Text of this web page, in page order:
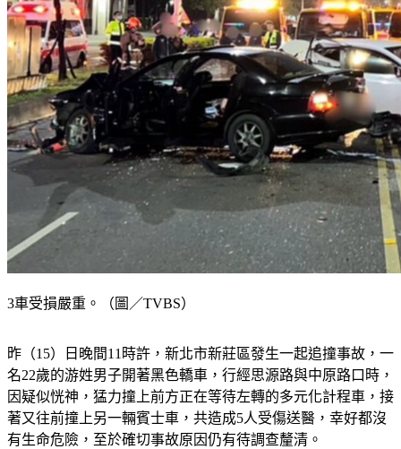
3車受損嚴重。（圖／TVBS）
昨（15）日晚間11時許，新北市新莊區發生一起追撞事故，一
名22歲的游姓男子開著黑色轎車，行經思源路與中原路口時，
因疑似恍神，猛力撞上前方正在等待左轉的多元化計程車，接
著又往前撞上另一輛賓士車，共造成5人受傷送醫，幸好都沒
有生命危險，至於確切事故原因仍有待調查釐清。